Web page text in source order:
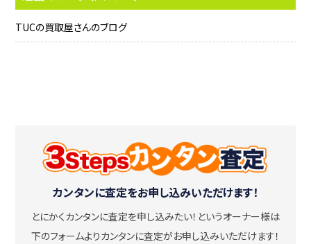
TUCの買取屋さんのブログ
カンタンに査定をお申し込みいただけます！
とにかくカンタンに査定を申し込みたい！ というオーナー様は
下のフォームよりカンタンに査定がお申し込みいただけます！